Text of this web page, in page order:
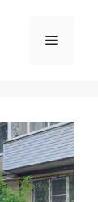
Menu